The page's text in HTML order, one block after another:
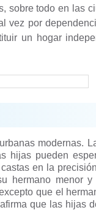
sobre todo en las
vez por
un hogar
modernas.
hijas pueden
en la
hermano menor y
que el
que las hijas